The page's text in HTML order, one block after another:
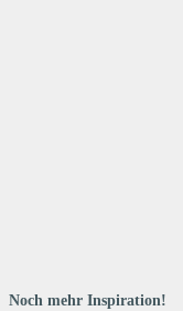
Noch mehr Inspiration!